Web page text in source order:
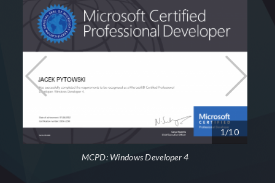
MCPD: Windows Developer 4
1/10